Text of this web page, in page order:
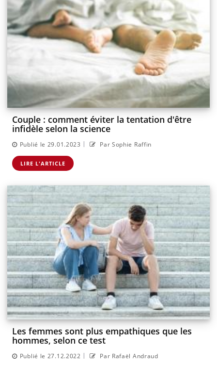
Couple : comment éviter la tentation d'être
infidèle selon la science
Publié le 29.01.2023 | Par Sophie Raffin
LIRE L'ARTICLE
Les femmes sont plus empathiques que les
hommes, selon ce test
Publié le 27.12.2022 | Par Rafaël Andraud